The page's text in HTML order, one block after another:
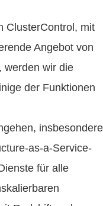
ClusterControl, mit
Angebot von
werden wir die
der Funktionen
insbesondere
as-a-Service-
für alle